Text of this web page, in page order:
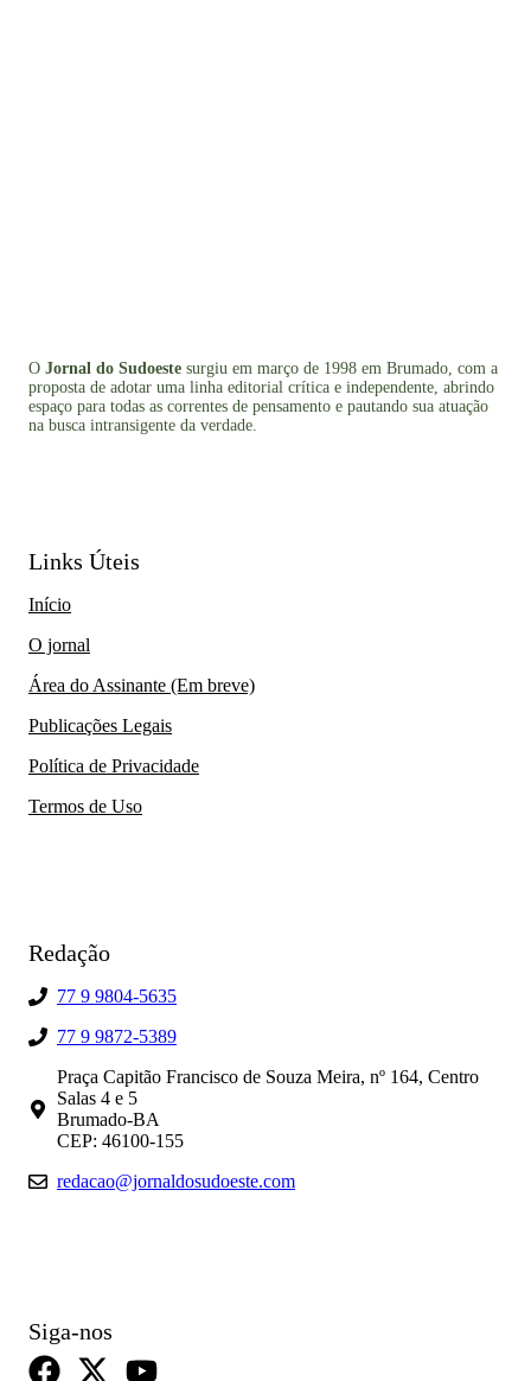
O Jornal do Sudoeste surgiu em março de 1998 em Brumado, com a
proposta de adotar uma linha editorial crítica e independente, abrindo
espaço para todas as correntes de pensamento e pautando sua atuação
na busca intransigente da verdade.
Links Úteis
Início
O jornal
Área do Assinante (Em breve)
Publicações Legais
Política de Privacidade
Termos de Uso
Redação
77 9 9804-5635
77 9 9872-5389
Praça Capitão Francisco de Souza Meira, nº 164, Centro
Salas 4 e 5
Brumado-BA
CEP: 46100-155
redacao@jornaldosudoeste.com
Siga-nos